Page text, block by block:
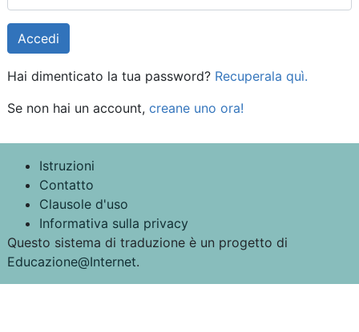
Hai dimenticato la tua password? Recuperala quì.
Se non hai un account, creane uno ora!
Istruzioni
Contatto
Clausole d'uso
Informativa sulla privacy
Questo sistema di traduzione è un progetto di
Educazione@Internet.